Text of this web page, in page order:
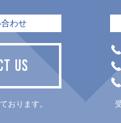
わせ
US
おります。